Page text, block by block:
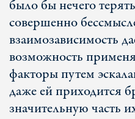
было бы нечего
совершенно
взаимозависимость
возможность
факторы путем
даже ей приходится
значительную часть